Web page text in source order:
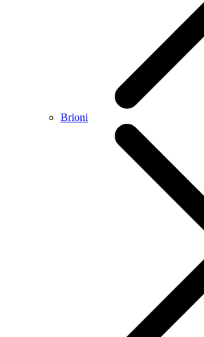
Brioni